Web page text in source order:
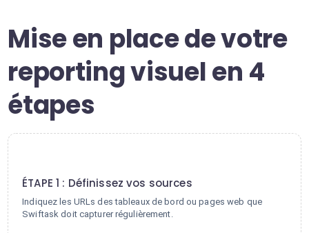
Mise en place de votre
reporting visuel en 4
étapes
ÉTAPE 1 : Définissez vos sources
Indiquez les URLs des tableaux de bord ou pages web que
Swiftask doit capturer régulièrement.